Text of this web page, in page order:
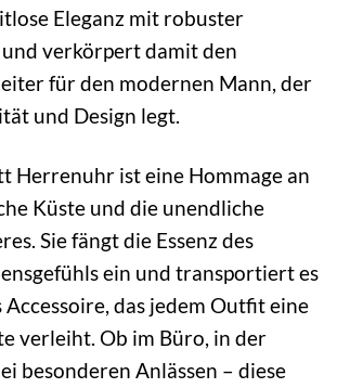
Eleganz mit robuster
verkörpert damit den
für den modernen Mann, der
und Design legt.
Herrenuhr ist eine Hommage an
Küste und die unendliche
Sie fängt die Essenz des
ein und transportiert es
das jedem Outfit eine
verleiht. Ob im Büro, in der
besonderen Anlässen – diese